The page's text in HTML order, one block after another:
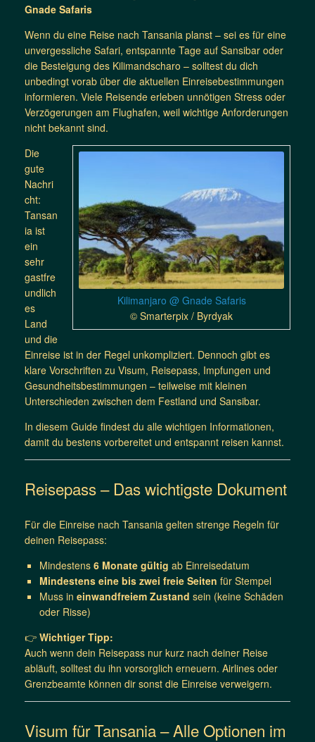
Gnade Safaris
Wenn du eine Reise nach Tansania planst – sei es für eine
unvergessliche Safari, entspannte Tage auf Sansibar oder
die Besteigung des Kilimandscharo – solltest du dich
unbedingt vorab über die aktuellen Einreisebestimmungen
informieren. Viele Reisende erleben unnötigen Stress oder
Verzögerungen am Flughafen, weil wichtige Anforderungen
nicht bekannt sind.
Kilimanjaro @ Gnade Safaris
© Smarterpix / Byrdyak
Die
gute
Nachri
cht:
Tansan
ia ist
ein
sehr
gastfre
undlich
es
Land
und die
Einreise ist in der Regel unkompliziert. Dennoch gibt es
klare Vorschriften zu Visum, Reisepass, Impfungen und
Gesundheitsbestimmungen – teilweise mit kleinen
Unterschieden zwischen dem Festland und Sansibar.
In diesem Guide findest du alle wichtigen Informationen,
damit du bestens vorbereitet und entspannt reisen kannst.
Reisepass – Das wichtigste Dokument
Für die Einreise nach Tansania gelten strenge Regeln für
deinen Reisepass:
Mindestens 6 Monate gültig ab Einreisedatum
Mindestens eine bis zwei freie Seiten für Stempel
Muss in einwandfreiem Zustand sein (keine Schäden
oder Risse)
👉 Wichtiger Tipp:
Auch wenn dein Reisepass nur kurz nach deiner Reise
abläuft, solltest du ihn vorsorglich erneuern. Airlines oder
Grenzbeamte können dir sonst die Einreise verweigern.
Visum für Tansania – Alle Optionen im